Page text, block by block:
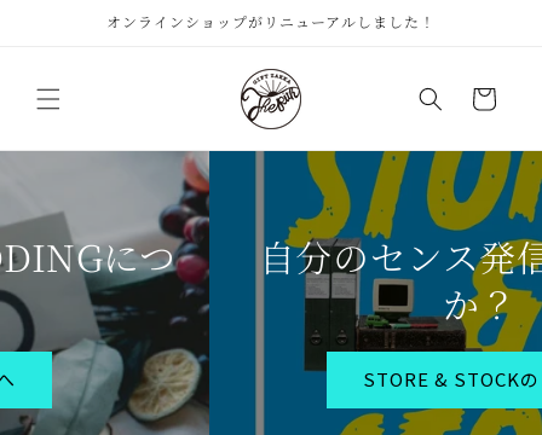
オンラインショップがリニューアルしました！
ー
自分のセンス発信しません
か？
STORE & STOCKのご紹介